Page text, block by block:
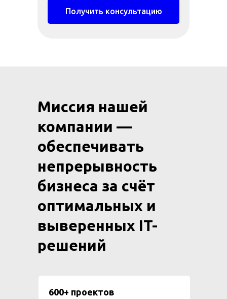
Получить консультацию
Миссия нашей
компании —
обеспечивать
непрерывность
бизнеса за счёт
оптимальных и
выверенных IT-
решений
600+ проектов